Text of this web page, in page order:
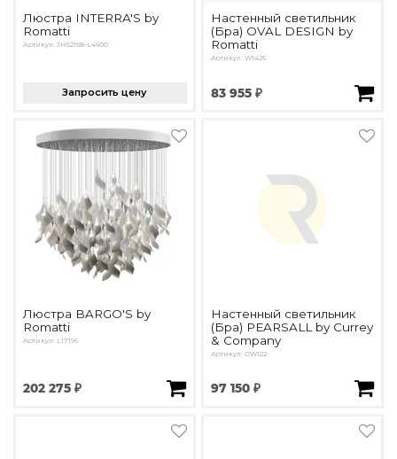
Люстра INTERRA'S by
Romatti
Артикул: JH52158-L4600
Запросить цену
Настенный светильник
(Бра) OVAL DESIGN by
Romatti
Артикул: W1426
83 955 ₽
Люстра BARGO'S by
Romatti
Артикул: L17196
202 275 ₽
Настенный светильник
(Бра) PEARSALL by Currey
& Company
Артикул: OW122
97 150 ₽